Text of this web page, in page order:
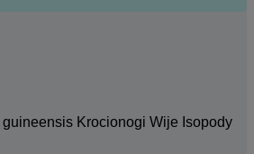
Krocionogi Wije Isopody